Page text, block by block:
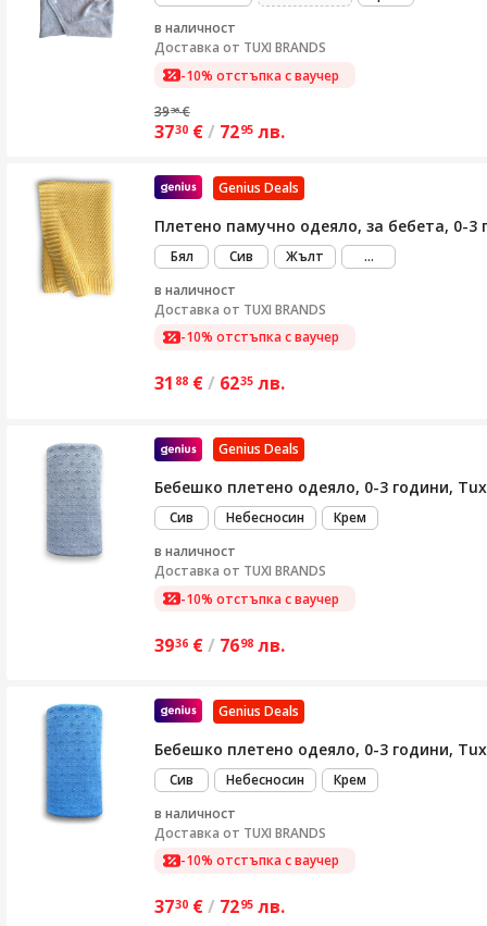
в наличност
Доставка от TUXI BRANDS
-10% отстъпка с ваучер
3936 €
3730 €/ 7295 лв.
Genius Deals
Плетено памучно одеяло, за бебета, 0-
Бял Сив Жълт ...виж
в наличност
Доставка от TUXI BRANDS
-10% отстъпка с ваучер
31 88 €/ 6235 лв.
Genius Deals
Бебешко плетено одеяло, 0-3 години,
Сив Небесносин
Крем
в наличност
Доставка от TUXI BRANDS
-10% отстъпка с ваучер
3936 €/ 7698 лв.
Genius Deals
Бебешко плетено одеяло, 0-3 години,
Сив Небесносин
Крем
в наличност
Доставка от TUXI BRANDS
-10% отстъпка с ваучер
3730 €/ 7295 лв.